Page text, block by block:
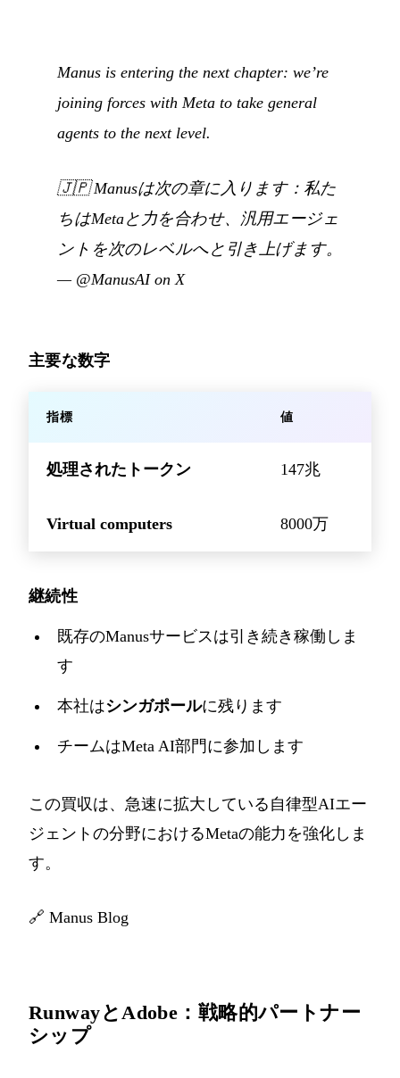
Manus is entering the next chapter: we’re
joining forces with Meta to take general
agents to the next level.
🇯🇵Manusは次の章に入ります：私た
ちはMetaと力を合わせ、汎用エージェ
ントを次のレベルへと引き上げます。
— @ManusAI on X
主要な数字
指標 値
処理されたトークン 147兆
Virtual computers 8000万
継続性
既存のManusサービスは引き続き稼働しま
す
本社はシンガポールに残ります
チームはMeta AI部門に参加します
この買収は、急速に拡大している自律型AIエー
ジェントの分野におけるMetaの能力を強化しま
す。
🔗 Manus Blog
RunwayとAdobe：戦略的パートナー
シップ